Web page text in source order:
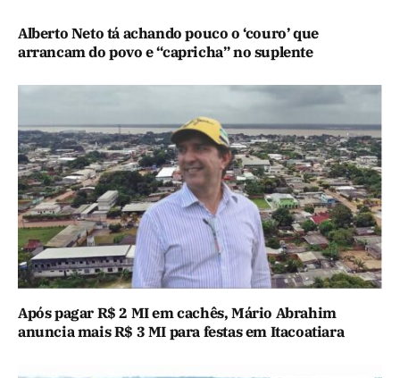
Alberto Neto tá achando pouco o ‘couro’ que
arrancam do povo e “capricha” no suplente
Após pagar R$ 2 MI em cachês, Mário Abrahim
anuncia mais R$ 3 MI para festas em Itacoatiara